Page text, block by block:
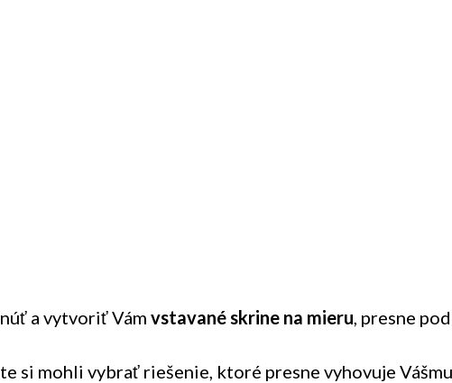
a vytvoriť Vám vstavané skrine na mieru , presne
si mohli vybrať riešenie, ktoré presne vyhovuje